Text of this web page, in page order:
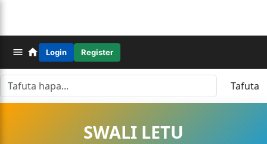
Login Register
Tafuta
SWALI LETU